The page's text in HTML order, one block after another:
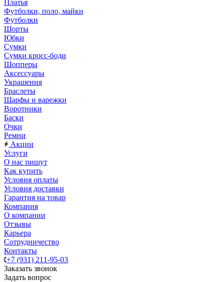
Платья
Футболки, поло, майки
Футболки
Шорты
Юбки
Сумки
Сумки кросс-боди
Шопперы
Аксессуары
Украшения
Браслеты
Шарфы и варежки
Воротники
Баски
Очки
Ремни
Акции
Услуги
О нас пишут
Как купить
Условия оплаты
Условия доставки
Гарантия на товар
Компания
О компании
Отзывы
Карьера
Сотрудничество
Контакты
+7 (931) 211-95-03
Заказать звонок
Задать вопрос